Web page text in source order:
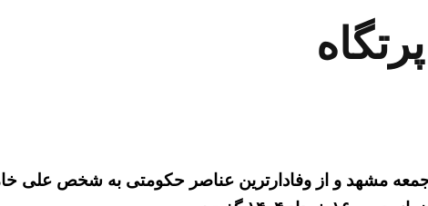
مشهد و از وفادارترین عناصر حکومتی به شخص علی